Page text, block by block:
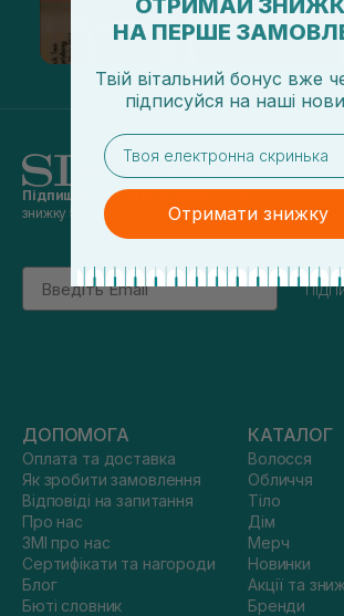
Підпишись на наші новини
знижку 5% на перше замовлення
Email
ДОПОМОГА
Оплата та доставка
Як зробити замовлення
Відповіді на запитання
Про нас
ЗМІ про нас
Сертифікати та нагороди
Блог
Бюті словник
КАТАЛОГ
Волосся
Обличчя
Тіло
Дім
Мерч
Новинки
Акції та
Бренди
ОТРИМАЙ
НА ПЕРШЕ
Твій вітальний бонус вже
підписуйся на наші
email
Отримати знижку